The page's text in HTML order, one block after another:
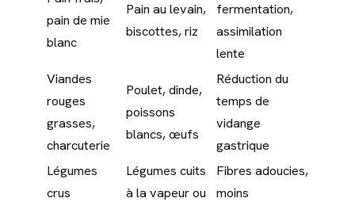
pain de mie
blanc
Pain au levain,
biscottes, riz
fermentation,
assimilation
lente
Viandes
rouges
grasses,
charcuterie
Poulet, dinde,
poissons
blancs, œufs
Réduction du
temps de
vidange
gastrique
Légumes
crus
Légumes cuits
à la vapeur ou
Fibres adoucies,
moins